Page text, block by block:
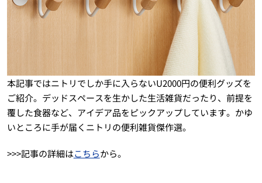
本記事ではニトリでしか手に入らないU2000円の便利グッズを
ご紹介。デッドスペースを生かした生活雑貨だったり、前提を
覆した食器など、アイデア品をピックアップしています。かゆ
いところに手が届くニトリの便利雑貨傑作選。
>>>記事の詳細はこちらから。